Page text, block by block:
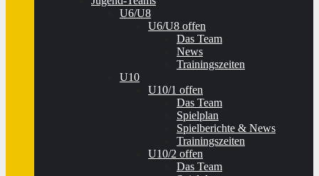
U6/U8
U6/U8 offen
Das Team
News
Trainingszeiten
U10
U10/1 offen
Das Team
Spielplan
Spielberichte & News
Trainingszeiten
U10/2 offen
Das Team